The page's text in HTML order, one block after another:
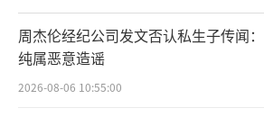
周杰伦经纪公司发文否认私生子传闻：
纯属恶意造谣
2026-08-06 10:55:00